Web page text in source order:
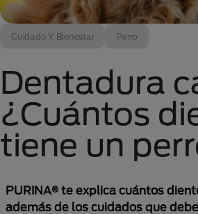
Cuidado Y Bienestar Perro
Dentadura
¿Cuántos
tiene un
PURINA® te explica cuántos
además de los cuidados que